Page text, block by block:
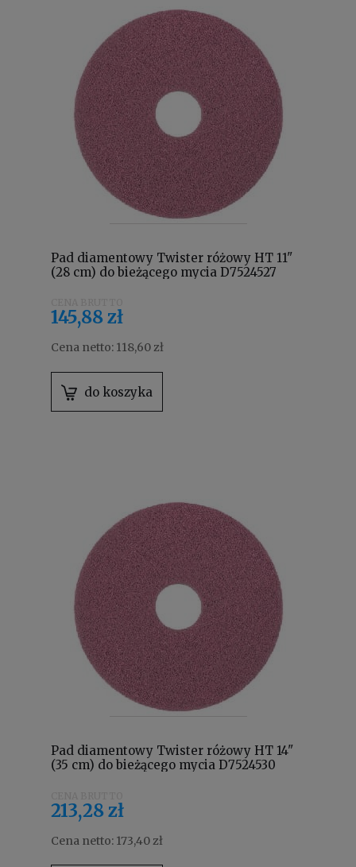
Pad diamentowy Twister różowy HT 11"
(28 cm) do bieżącego mycia D7524527
145,88 zł
Cena netto: 118,60 zł
do koszyka
Pad diamentowy Twister różowy HT 14"
(35 cm) do bieżącego mycia D7524530
213,28 zł
Cena netto: 173,40 zł